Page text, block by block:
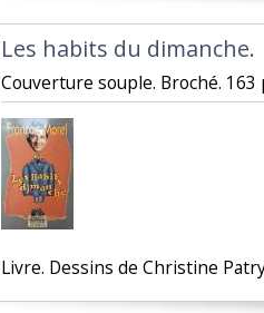
‎Les habits du dimanche.‎
‎Couverture souple. Broché. 163
‎Livre. Dessins de Christine